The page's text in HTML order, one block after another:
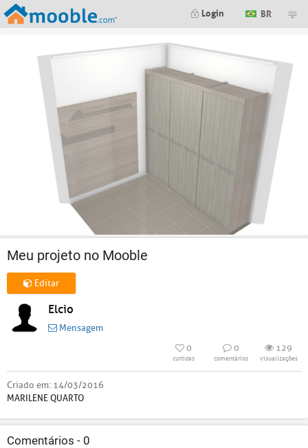
Login BR
Meu projeto no Mooble
Editar
Elcio
Mensagem
0
curtidas
0
comentários
129
visualizações
Criado em: 14/03/2016
MARILENE QUARTO
Comentários - 0